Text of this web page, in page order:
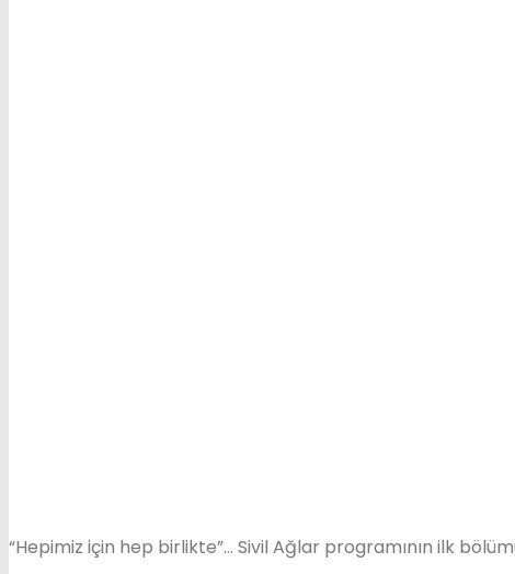
“Hepimiz için hep birlikte”… Sivil Ağlar programının ilk